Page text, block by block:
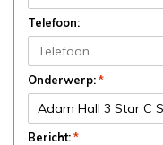
Telefoon:
Onderwerp:*
Bericht:*